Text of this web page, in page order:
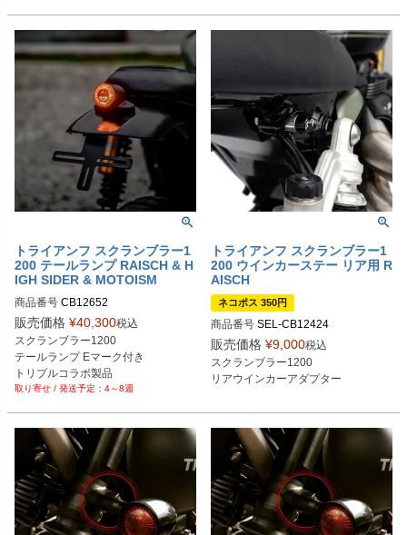
PRN002407-004290-016562-06
PRN002407-004290-016562-07
PRN002407-004290-016562-09
PRN002407-004290-016562-10
PRN002407-004290-016562-11
PRN002407-004290-016562-12
PRN002407-004290-016562-13
PRN002407-004290-016562-14
PRN002407-004290-016562-21
PRN002407-004289-016562-06
PRN002407-004289-016562-07
PRN002407-004289-016562-08
PRN002407-004289-016562-09
PRN002407-004289-016562-10
PRN002407-004289-016562-11
PRN002407-004289-016562-12
PRN002407-004289-016562-13
PRN002407-004289-016562-34
トライアンフ スクランブラー1
200 テールランプ RAISCH & H
IGH SIDER & MOTOISM
商品番号 CB12652
販売価格 ¥40,300税込
スクランブラー1200
テールランプ Eマーク付き
トリプルコラボ製品
4～8週
トライアンフ スクランブラー1
200 ウインカーステー リア用 R
AISCH
ネコポス 350円
商品番号 SEL-CB12424
CB12424-1：ブラック
CB12424：シルバー
販売価格 ¥9,000税込
スクランブラー1200
リアウインカーアダプター